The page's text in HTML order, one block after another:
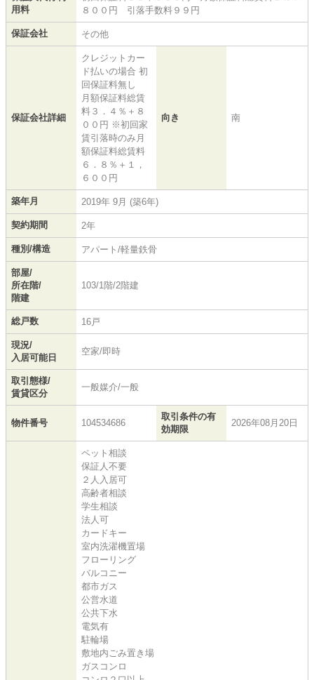
用料
８００円 引落手数料９９円
保証会社 その他
保証会社詳細
クレジットカー
ド払いの場合 初
回保証料無し
月額保証料総賃
料３．４％＋８
００円 ※初回家
賃引落時のみ月
額保証料総賃料
６．８％＋１，
６００円
向き 南
築年月 2019年 9月 (築6年)
契約期間 2年
種別/構造 アパート/軽量鉄骨
部屋/
所在階/
階建
103/1階/2階建
総戸数 16戸
現況/
入居可能日
空家/即時
取引態様/
賃貸区分
一般媒介/一般
物件番号 104534686
取引条件の有
効期限
2026年08月20日
ペット相談
保証人不要
２人入居可
高齢者相談
学生相談
法人可
カードキー
室内洗濯機置場
フローリング
バルコニー
都市ガス
公営水道
公共下水
電気有
駐輪場
敷地内ごみ置き場
ガスコンロ